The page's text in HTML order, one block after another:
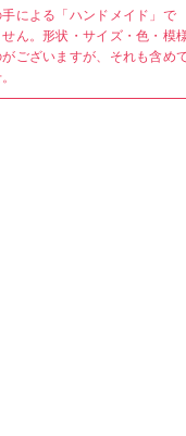
による「ハンドメイド」で
ん。形状・サイズ・色・模
ございますが、それも含め